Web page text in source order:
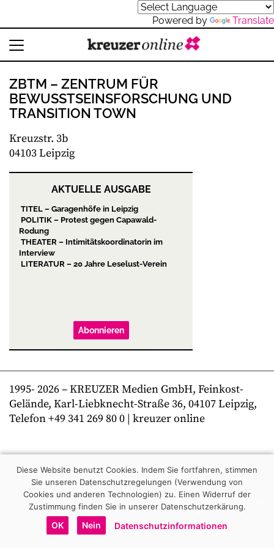
Powered by Translate
ZBTM – ZENTRUM FÜR
BEWUSSTSEINSFORSCHUNG UND
TRANSITION TOWN
Kreuzstr. 3b
04103 Leipzig
AKTUELLE AUSGABE
TITEL – Garagenhöfe in Leipzig
POLITIK – Protest gegen Capawald-
Rodung
THEATER – Intimitätskoordinatorin im
Interview
LITERATUR – 20 Jahre Leselust-Verein
Abonnieren
1995- 2026– KREUZER Medien GmbH, Feinkost-
Gelände, Karl-Liebknecht-Straße 36, 04107 Leipzig,
Telefon +49 341 269 80 0 | kreuzer online
Diese Website benutzt Cookies. Indem Sie fortfahren, stimmen
Sie unseren Datenschutzregelungen (Verwendung von
Cookies und anderen Technologien) zu. Einen Widerruf der
Zustimmung finden Sie in unserer Datenschutzerkärung.
OK Nein Datenschutzinformationen